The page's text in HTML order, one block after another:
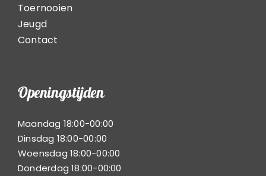
Toernooien
Jeugd
Contact
Openingstijden
Maandag 18:00-00:00
Dinsdag 18:00-00:00
Woensdag 18:00-00:00
Donderdag 18:00-00:00